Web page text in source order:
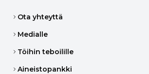
Ota yhteyttä
Medialle
Töihin teboilille
Aineistopankki